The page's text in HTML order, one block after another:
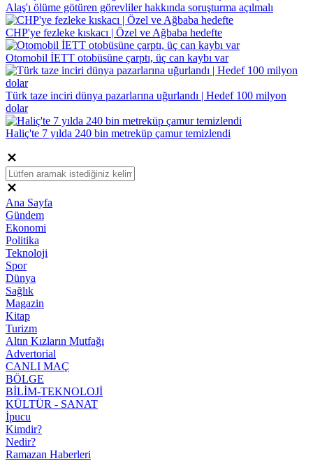
Alaş'ı ölüme götüren görevliler hakkında soruşturma açılmalı
CHP'ye fezleke kıskacı | Özel ve Ağbaba hedefte
Otomobil İETT otobüsüne çarptı, üç can kaybı var
Türk taze inciri dünya pazarlarına uğurlandı | Hedef 100 milyon
dolar
Haliç'te 7 yılda 240 bin metreküp çamur temizlendi
Ana Sayfa
Gündem
Ekonomi
Politika
Teknoloji
Spor
Dünya
Sağlık
Magazin
Kitap
Turizm
Altın Kızların Mutfağı
Advertorial
CANLI MAÇ
BÖLGE
BİLİM-TEKNOLOJİ
KÜLTÜR - SANAT
İpucu
Kimdir?
Nedir?
Ramazan Haberleri